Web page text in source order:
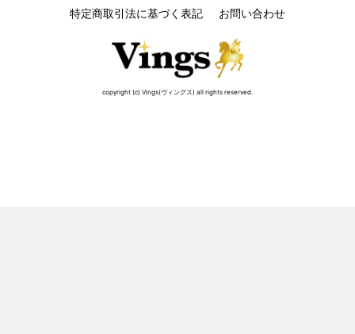
特定商取引法に基づく表記
お問い合わせ
copyright (c) Vings(ヴィングス) all rights reserved.